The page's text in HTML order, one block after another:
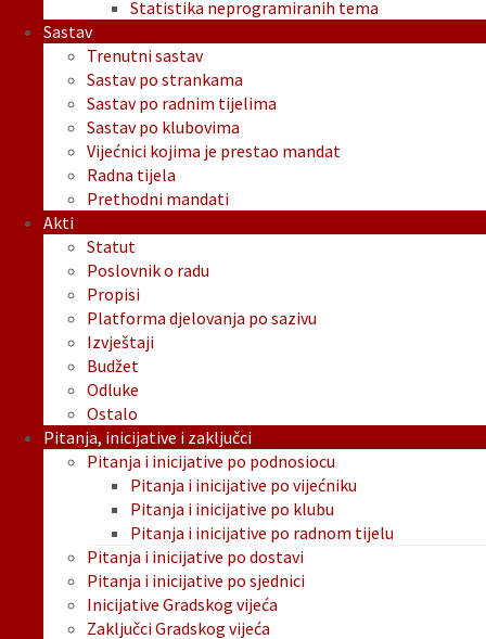
Statistika neprogramiranih tema
Sastav
Trenutni sastav
Sastav po strankama
Sastav po radnim tijelima
Sastav po klubovima
Vijećnici kojima je prestao mandat
Radna tijela
Prethodni mandati
Akti
Statut
Poslovnik o radu
Propisi
Platforma djelovanja po sazivu
Izvještaji
Budžet
Odluke
Ostalo
Pitanja, inicijative i zaključci
Pitanja i inicijative po podnosiocu
Pitanja i inicijative po vijećniku
Pitanja i inicijative po klubu
Pitanja i inicijative po radnom tijelu
Pitanja i inicijative po dostavi
Pitanja i inicijative po sjednici
Inicijative Gradskog vijeća
Zaključci Gradskog vijeća